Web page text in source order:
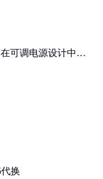
可调电源设计中的
换